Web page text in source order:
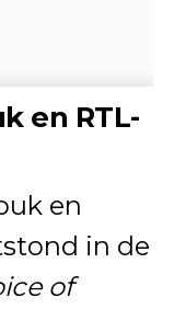
en RTL-
en
in de
of